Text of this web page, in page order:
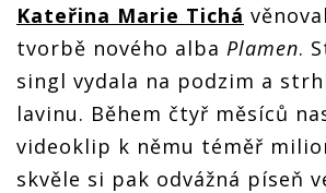
Kateřina Marie Tichá
tvorbě nového alba Plamen.
singl vydala na podzim a
lavinu. Během čtyř měsíců
videoklip k němu téměř
skvěle si pak odvážná píseň